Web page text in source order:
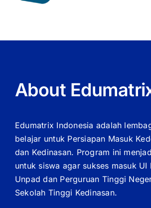
About
Edumatrix Indonesia adalah
belajar untuk Persiapan Masuk
dan Kedinasan. Program ini
untuk siswa agar sukses masuk UI
Unpad dan Perguruan Tinggi
Sekolah Tinggi Kedinasan.